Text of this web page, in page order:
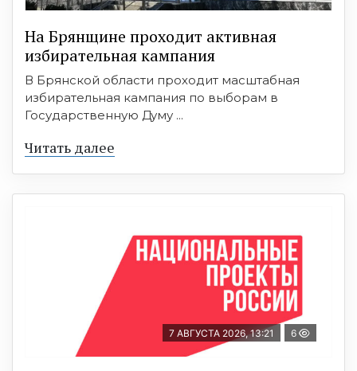
На Брянщине проходит активная
избирательная кампания
В Брянской области проходит масштабная
избирательная кампания по выборам в
Государственную Думу ...
Читать далее
7 АВГУСТА 2026, 13:21 6